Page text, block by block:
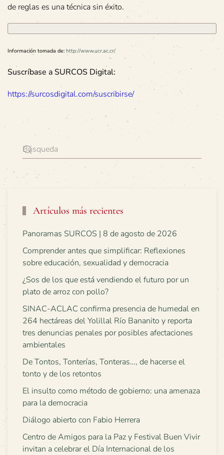
de reglas es una técnica sin éxito.
Información tomada de: http://www.ucr.ac.cr/
Suscríbase a SURCOS Digital:
https://surcosdigital.com/suscribirse/
Artículos más recientes
Panoramas SURCOS | 8 de agosto de 2026
Comprender antes que simplificar: Reflexiones
sobre educación, sexualidad y democracia
¿Sos de los que está vendiendo el futuro por un
plato de arroz con pollo?
SINAC-ACLAC confirma presencia de humedal en
264 hectáreas del Yolillal Río Bananito y reporta
tres denuncias penales por posibles afectaciones
ambientales
De Tontos, Tonterías, Tonteras…, de hacerse el
tonto y de los retontos
El insulto como método de gobierno: una amenaza
para la democracia
Diálogo abierto con Fabio Herrera
Centro de Amigos para la Paz y Festival Buen Vivir
invitan a celebrar el Día Internacional de los